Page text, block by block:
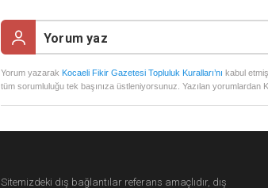
Yorum yazarak Kocaeli Fikir Gazetesi Topluluk Kuralları’nı kabul
tüm sorumluluğu tek başınıza üstleniyorsunuz. Yazılan
Sitemizdeki dış bağlantılar referans amaçlıdır, dış